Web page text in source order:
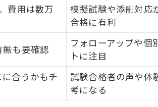
費用は数万
模擬試験や添削対応
合格に有利
も要確認
フォローアップや個
トに注目
合うかもチ
試験合格者の声や体
考になる